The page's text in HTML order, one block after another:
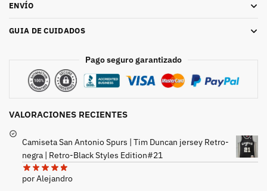
ENVÍO
GUIA DE CUIDADOS
Pago seguro garantizado
VALORACIONES RECIENTES
Camiseta San Antonio Spurs | Tim Duncan jersey Retro-
negra | Retro-Black Styles Edition#21
por Alejandro